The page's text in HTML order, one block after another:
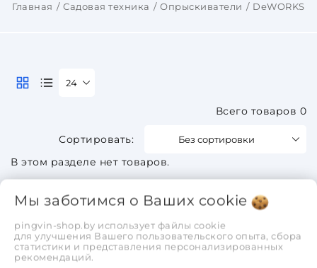
Главная Садовая техника Опрыскиватели DeWORKS
Без сортировки
Всего товаров 0
24
В этом разделе нет товаров.
Мы заботимся о Ваших cookie
pingvin-shop.by использует файлы cookie
для улучшения Вашего пользовательского опыта, сбора
статистики и представления персонализированных
рекомендаций.